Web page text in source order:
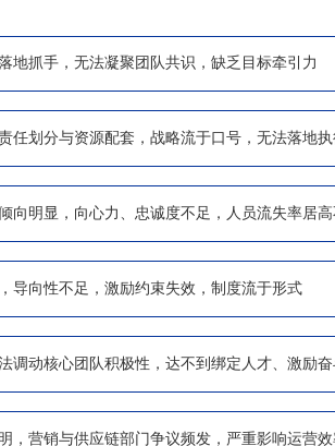
地抓手，无法凝聚团队共识，缺乏目标牵引力
任划分与资源配套，战略流于口号，无法落地
向明显，向心力、忠诚度不足，人员流失率居
导向性不足，激励约束失效，制度流于形式
调动核心团队积极性，达不到绑定人才、激励
，营销与供应链部门争议频发，严重影响运营